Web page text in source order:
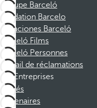
Groupe Barceló
Fondation Barcelo
Vacaciones Barceló
Barceló Films
Barceló Personnes
Portail de réclamations
Entreprises
Affiliés
Partenaires